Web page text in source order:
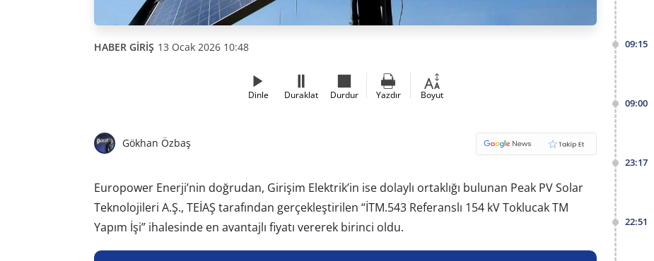
HABER GİRİŞ 13 Ocak 2026 10:48
Dinle Duraklat Durdur Yazdır Boyut
Gökhan Özbaş
Europower Enerji’nin doğrudan, Girişim Elektrik’in ise dolaylı ortaklığı bulunan Peak PV Solar
Teknolojileri A.Ş., TEİAŞ tarafından gerçekleştirilen “İTM.543 Referanslı 154 kV Toklucak TM
Yapım İşi” ihalesinde en avantajlı fiyatı vererek birinci oldu.
09:15
09:00
23:17
22:51